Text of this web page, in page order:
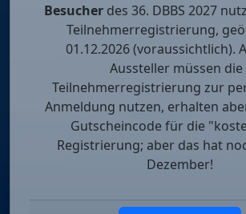
Besucherdes 36. DBBS 2027
Teilnehmerregistrierung,
01.12.2026 (voraussichtlich).
Aussteller müssen die
Teilnehmerregistrierung zur
Anmeldung nutzen, erhalten
Gutscheincode für die
Registrierung; aber das hat
Dezember!